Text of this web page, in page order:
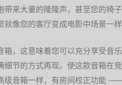
带来大量的隆隆声，甚至您的椅
就像您的客厅变成电影中场景一
箱，这意味着您可以充分享受音
细节的方式再现。使这款音箱在
级音箱一样，有房间校正功能